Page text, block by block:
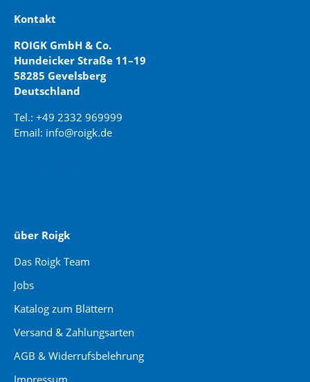
Kontakt
ROIGK GmbH & Co.
Hundeicker Straße 11–19
58285 Gevelsberg
Deutschland
Tel.: +49 2332 969999
Email: info@roigk.de
über Roigk
Das Roigk Team
Jobs
Katalog zum Blättern
Versand & Zahlungsarten
AGB & Widerrufsbelehrung
Impressum